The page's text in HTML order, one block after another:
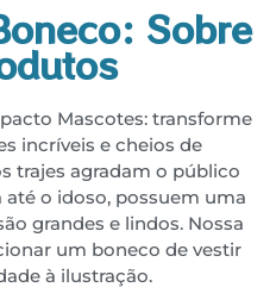
Sobre
Mascotes: transforme
incríveis e cheios de
trajes agradam o público
até o idoso, possuem uma
grandes e lindos. Nossa
um boneco de vestir
à ilustração.